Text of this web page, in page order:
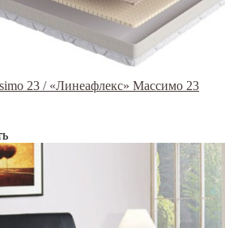
23 / «Линеафлекс» Массимо 23